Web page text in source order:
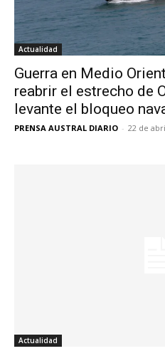
Actualidad
Guerra en Medio
reabrir el estrecho de
levante el bloqueo
PRENSA AUSTRAL DIARIO - 22 de
Actualidad